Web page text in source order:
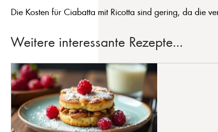
Die Kosten für Ciabatta mit Ricotta sind gering, da die
Weitere interessante Rezepte...